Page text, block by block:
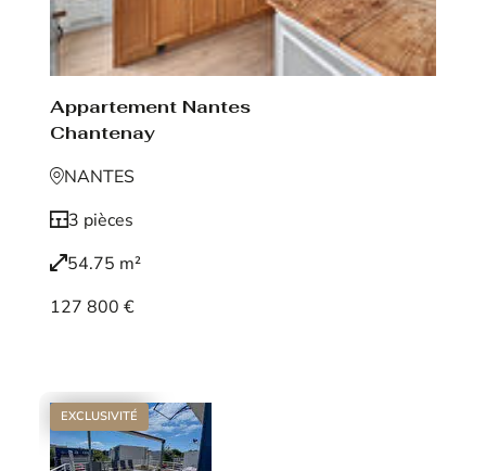
Appartement Nantes
Chantenay
NANTES
3 pièces
54.75 m²
127 800 €
EXCLUSIVITÉ